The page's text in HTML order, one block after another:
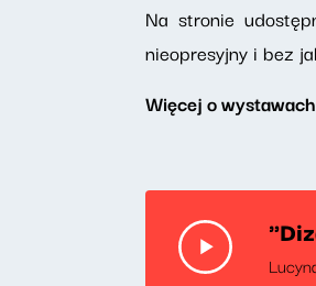
Na stronie
nieopresyjny i bez
Więcej o